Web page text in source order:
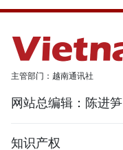
主管部门：越南通讯社
网站总编辑：陈进笋
知识产权